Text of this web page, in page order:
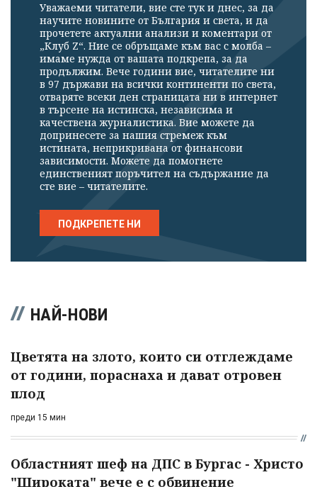
Уважаеми читатели, вие сте тук и днес, за да
научите новините от България и света, и да
прочетете актуални анализи и коментари от
„Клуб Z“. Ние се обръщаме към вас с молба –
имаме нужда от вашата подкрепа, за да
продължим. Вече години вие, читателите ни
в 97 държави на всички континенти по света,
отваряте всеки ден страницата ни в интернет
в търсене на истинска, независима и
качествена журналистика. Вие можете да
допринесете за нашия стремеж към
истината, неприкривана от финансови
зависимости. Можете да помогнете
единственият поръчител на съдържание да
сте вие – читателите.
ПОДКРЕПЕТЕ НИ
НАЙ-НОВИ
Цветята на злото, които си отглеждаме
от години, пораснаха и дават отровен
плод
преди 15 мин
Областният шеф на ДПС в Бургас - Христо
"Широката" вече е с обвинение